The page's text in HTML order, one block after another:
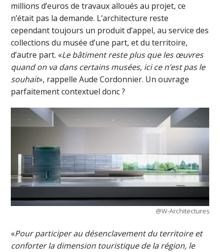
millions d’euros de travaux alloués au projet, ce
n’était pas la demande. L’architecture reste
cependant toujours un produit d’appel, au service des
collections du musée d’une part, et du territoire,
d’autre part. «Le bâtiment reste plus que les œuvres
quand on va dans certains musées, ici ce n’est pas le
souhait», rappelle Aude Cordonnier. Un ouvrage
parfaitement contextuel donc ?
@W-Architectures
«Pour participer au désenclavement du territoire et
conforter la dimension touristique de la région, le